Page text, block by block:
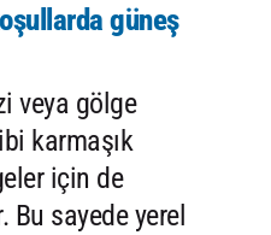
güneş
veya gölge
karmaşık
için de
sayede yerel